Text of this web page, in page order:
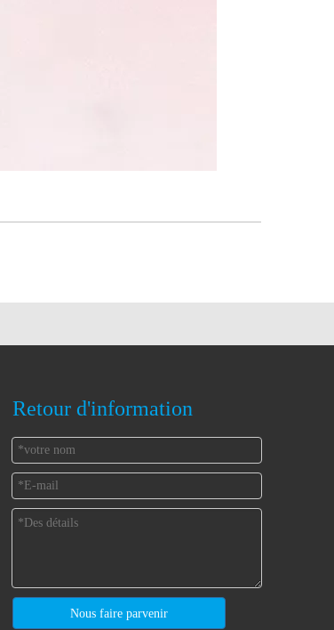
Retour d'information
Nous faire parvenir